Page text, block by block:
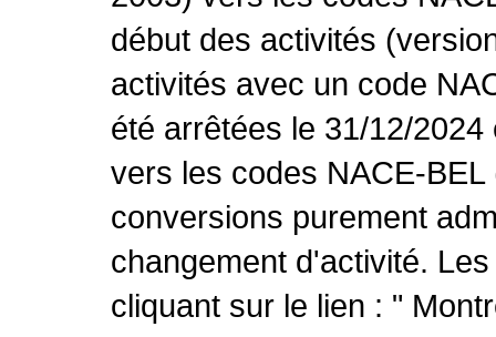
début des activités
activités avec un code
été arrêtées le 31/12/
vers les codes NACE-
conversions purement
changement d'activité.
cliquant sur le lien : "